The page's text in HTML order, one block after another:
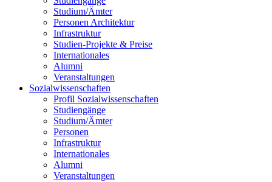
Studium/Ämter
Personen Architektur
Infrastruktur
Studien-Projekte & Preise
Internationales
Alumni
Veranstaltungen
Sozialwissenschaften
Profil Sozialwissenschaften
Studiengänge
Studium/Ämter
Personen
Infrastruktur
Internationales
Alumni
Veranstaltungen